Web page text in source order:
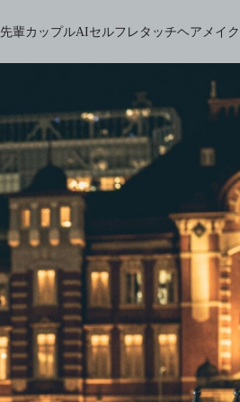
先輩カップルAIセルフレタッチヘアメイク